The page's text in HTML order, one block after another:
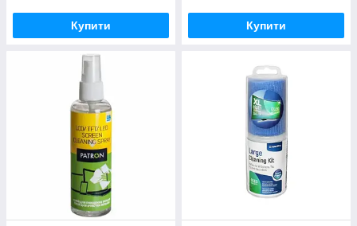
Купити Купити